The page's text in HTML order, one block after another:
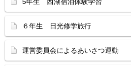
６年生 日光修学旅行
運営委員会によるあいさつ運動